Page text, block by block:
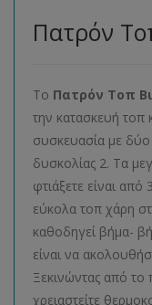
Πατρόν
Το Πατρόν Τοπ
την κατασκευή τοπ
συσκευασία με δύο
δυσκολίας 2. Τα
φτιάξετε είναι
εύκολα τοπ χάρη
καθοδηγεί βήμα-
είναι να
Ξεκινώντας από
χρειαστείτε